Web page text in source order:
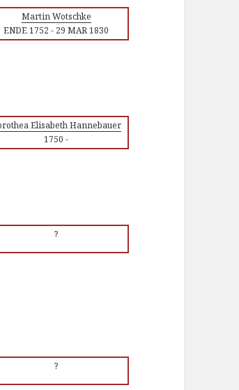
Martin Wotschke
ENDE 1752 - 29 MAR 1830
Elisabeth Hannebauer
1750 -
?
?